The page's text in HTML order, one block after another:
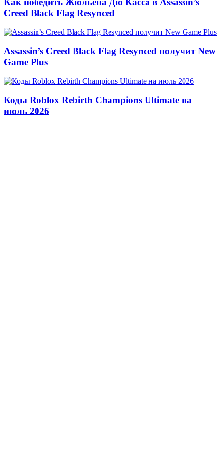
Creed Black Flag Resynced
Assassin’s Creed Black Flag Resynced получит New
Game Plus
Коды Roblox Rebirth Champions Ultimate на
июль 2026